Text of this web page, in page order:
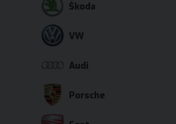
Škoda
VW
Audi
Porsche